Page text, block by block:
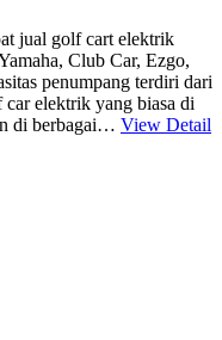
jual golf cart elektrik
Club Car, Ezgo,
penumpang terdiri dari
elektrik yang biasa di
di berbagai… View Detail